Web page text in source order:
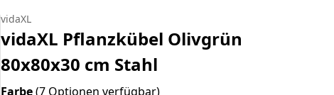
vidaXL
vidaXL Pflanzkübel Olivgrün
80x80x30 cm Stahl
Farbe(7 Optionen verfügbar)